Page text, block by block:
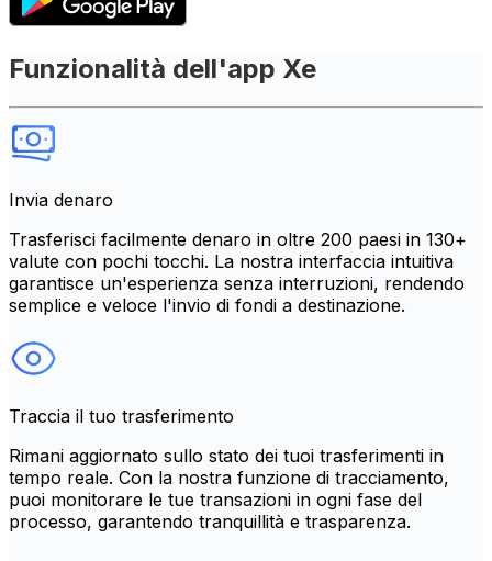
Funzionalità dell'app Xe
Invia denaro
Trasferisci facilmente denaro in oltre 200 paesi in 130+
valute con pochi tocchi. La nostra interfaccia intuitiva
garantisce un'esperienza senza interruzioni, rendendo
semplice e veloce l'invio di fondi a destinazione.
Traccia il tuo trasferimento
Rimani aggiornato sullo stato dei tuoi trasferimenti in
tempo reale. Con la nostra funzione di tracciamento,
puoi monitorare le tue transazioni in ogni fase del
processo, garantendo tranquillità e trasparenza.